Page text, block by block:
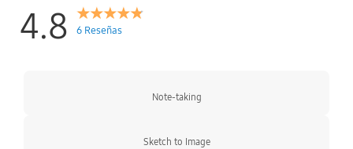
4.8 6 Reseñas
Note-taking
Sketch to Image